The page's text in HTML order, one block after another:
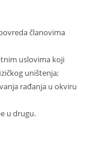
članovima
uslovima koji
uništenja;
rađanja u okviru
u drugu.